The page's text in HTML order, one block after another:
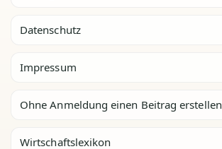
Datenschutz
Impressum
Ohne Anmeldung einen Beitrag erstellen
Wirtschaftslexikon